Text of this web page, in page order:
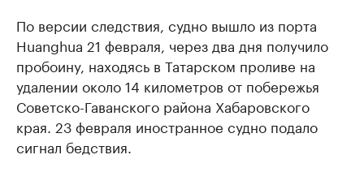
По версии следствия, судно вышло из порта
Huanghua 21 февраля, через два дня получило
пробоину, находясь в Татарском проливе на
удалении около 14 километров от побережья
Советско-Гаванского района Хабаровского
края. 23 февраля иностранное судно подало
сигнал бедствия.